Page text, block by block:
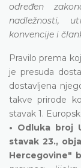
određen
nadležnosti,
konvencije i
Pravilo prema
je presuda
dostavljena
takve prirode
stavak 1.
• Odluka broj
stavak 23.,
Hercegovine"